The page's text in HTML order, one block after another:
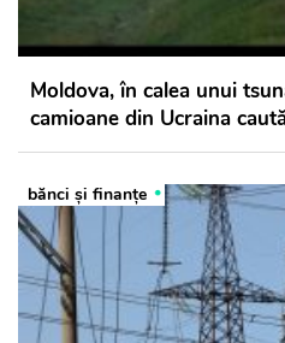
Moldova, în calea unui
camioane din Ucraina
bănci şi finanţe